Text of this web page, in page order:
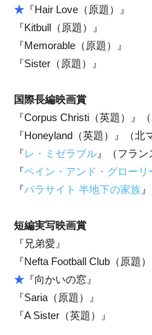
★ 『Hair Love（原題）』
『Kitbull（原題）』
『Memorable（原題）』
『Sister（原題）』
国際長編映画賞
『Corpus Christi（英題）』
『Honeyland（英題）』（北
『レ・ミゼラブル 』（フラン
『ペイン・アンド・グローリ
『パラサイト 半地下の家族
短編実写映画賞
『兄弟愛』
『Nefta Football Club（原題）
★ 『向かいの窓』
『Saria（原題）』
『A Sister（英題）』